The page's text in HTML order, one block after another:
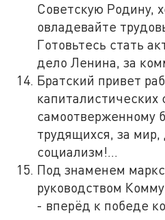
Советскую Родину,
овладевайте
Готовьтесь стать
дело Ленина, за
Братский привет
капиталистических
самоотверженному
трудящихся, за
социализм!...
Под знаменем
руководством
- вперёд к победе